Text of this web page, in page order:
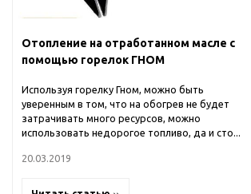
Отопление на отработанном масле с
помощью горелок ГНОМ
Используя горелку Гном, можно быть
уверенным в том, что на обогрев не будет
затрачивать много ресурсов, можно
использовать недорогое топливо, да и сто...
20.03.2019